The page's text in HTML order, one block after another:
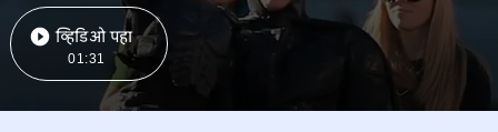
व्हिडिओ पहा
01:31